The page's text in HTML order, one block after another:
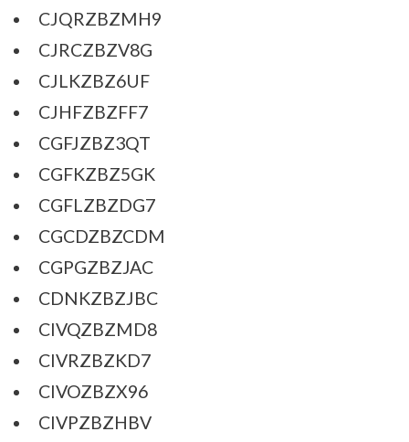
CJQRZBZMH9
CJRCZBZV8G
CJLKZBZ6UF
CJHFZBZFF7
CGFJZBZ3QT
CGFKZBZ5GK
CGFLZBZDG7
CGCDZBZCDM
CGPGZBZJAC
CDNKZBZJBC
CIVQZBZMD8
CIVRZBZKD7
CIVOZBZX96
CIVPZBZHBV